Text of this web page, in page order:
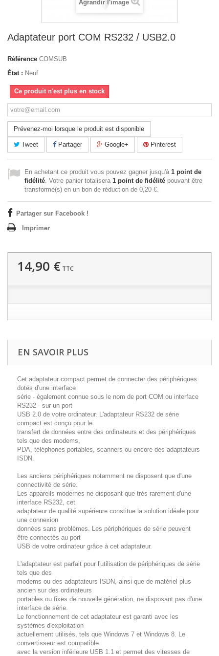
Agrandir l'image
Adaptateur port COM RS232 / USB2.0
Référence COMSUB
État : Neuf
Ce produit n'est plus en stock
Prévenez-moi lorsque le produit est disponible
Tweet Partager Google+ Pinterest
En achetant ce produit vous pouvez gagner jusqu'à 1 point de
fidélité. Votre panier totalisera 1 point de fidélité pouvant être
transformé(s) en un bon de réduction de 0,20 €.
Partager sur Facebook !
Imprimer
14,90 € TTC
EN SAVOIR PLUS
Cet adaptateur compact permet de connecter des périphériques
dotés d'une interface
série - également connue sous le nom de port COM ou interface
RS232 - sur un port
USB 2.0 de votre ordinateur. L'adaptateur RS232 de série
compact est conçu pour le
transfert de données entre des ordinateurs et des périphériques
tels que des modems,
PDA, téléphones portables, scanners ou encore des adaptateurs
ISDN.
Les anciens périphériques notamment ne disposent que d'une
connectivité de série.
Les appareils modernes ne disposant que très rarement d'une
interface RS232, cet
adaptateur de qualité supérieure constitue la solution idéale pour
une connexion
données sans problèmes. Les périphériques de série peuvent
être connectés au port
USB de votre ordinateur grâce à cet adaptateur.
L'adaptateur est parfait pour l'utilisation de périphériques de série
tels que des
modems ou des adaptateurs ISDN, ainsi que de matériel plus
ancien sur des ordinateurs
portables ou fixes de nouvelle génération, ne disposant pas d'une
interface de série.
Le fonctionnement de cet adaptateur est garanti avec les
systèmes d'exploitation
actuellement utilisés, tels que Windows 7 et Windows 8. Le
convertisseur est compatible
avec la version inférieure USB 1.1 et permet des vitesses de